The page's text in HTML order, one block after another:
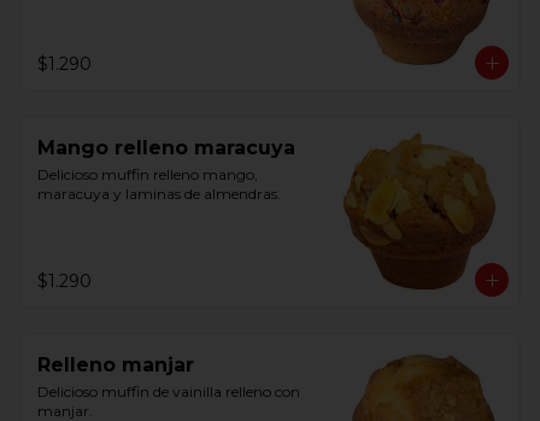
$1.290
Mango relleno maracuya
Delicioso muffin relleno mango,
maracuya y laminas de almendras.
$1.290
Relleno manjar
Delicioso muffin de vainilla relleno con
manjar.